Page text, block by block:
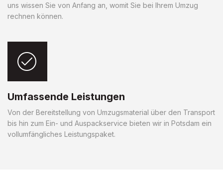
uns wissen Sie von Anfang an, womit Sie bei Ihrem Umzug
rechnen können.
Umfassende Leistungen
Von der Bereitstellung von Umzugsmaterial über den Transport
bis hin zum Ein- und Auspackservice bieten wir in Potsdam ein
vollumfängliches Leistungspaket.